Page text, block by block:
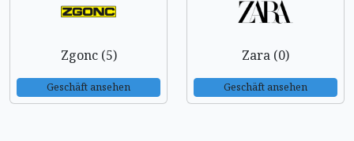
Zgonc (5)
Geschäft ansehen
Zara (0)
Geschäft ansehen